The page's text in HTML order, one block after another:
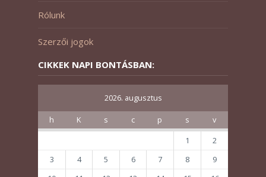
Rólunk
Szerzői jogok
CIKKEK NAPI BONTÁSBAN:
2026. augusztus
h K s c p s
v
1
2
3
4 5 6 7 8
9